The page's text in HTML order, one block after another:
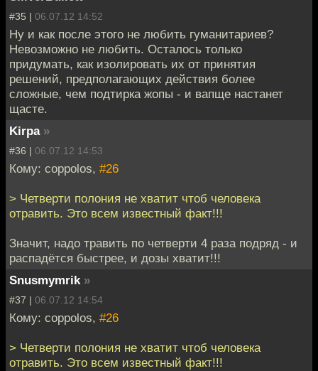
#35 | 06.07.12 14:52
Ну и как после этого не любить гуманитариев?
Невозможно не любить. Осталось только
придумать, как изолировать их от принятия
решений, предполагающих действия более
сложные, чем подтирка жопы - и вапще настанет
щасте.
Kirpa »
#36 | 06.07.12 14:53
Кому: coppolos, #26
> Четверти полония не хватит чтоб человека
отравить. Это всем известный факт!!!
Значит, надо травить по четверти 4 раза подряд - и
распадётся быстрее, и дозы хватит!!!
Snusmymrik »
#37 | 06.07.12 14:54
Кому: coppolos, #26
> Четверти полония не хватит чтоб человека
отравить. Это всем известный факт!!!